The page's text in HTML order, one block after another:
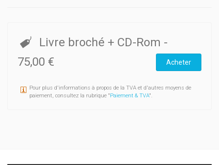
proches et professionnels. Le livret d'accompagnement
permet de mieux comprendre et utiliser les 4 DVD-rom et
propose des informations théoriques supplémentaires.
Les DVD-rom sont constitués essentiellement de
motrice cérébrale, de proches et de professionnels. Les
Les DVD-rom destinés aux adolescents et aux adultes
Livre broché + CD-Rom -
75,00 €
Acheter
Pour plus d'informations à propos de la TVA et d'autres moyens de
paiement, consultez la rubrique "Paiement & TVA".